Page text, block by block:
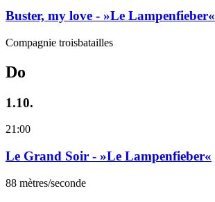
Buster, my love - »Le Lampenfieber«
Compagnie troisbatailles
Do
1.10.
21:00
Le Grand Soir - »Le Lampenfieber«
88 mètres/seconde